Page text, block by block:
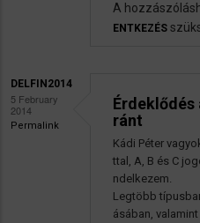
A
ENTKEZÉS
DELFIN2014
5 February
2014
Permalink
ránt
Kádi Péter
ttal, A, B és C
ndelkezem.
Legtöbb
ásában,